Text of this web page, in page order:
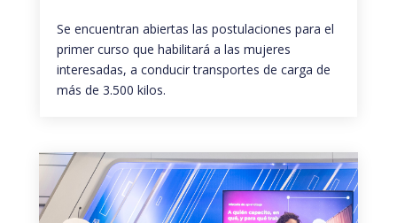
Se encuentran abiertas las postulaciones para el
primer curso que habilitará a las mujeres
interesadas, a conducir transportes de carga de
más de 3.500 kilos.